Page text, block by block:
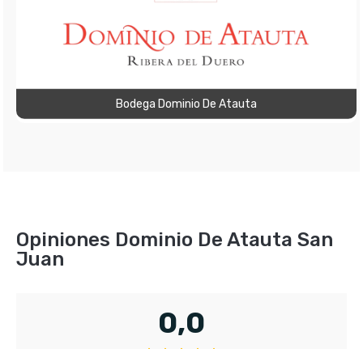
Bodega Dominio De Atauta
Opiniones Dominio De Atauta San
Juan
0,0